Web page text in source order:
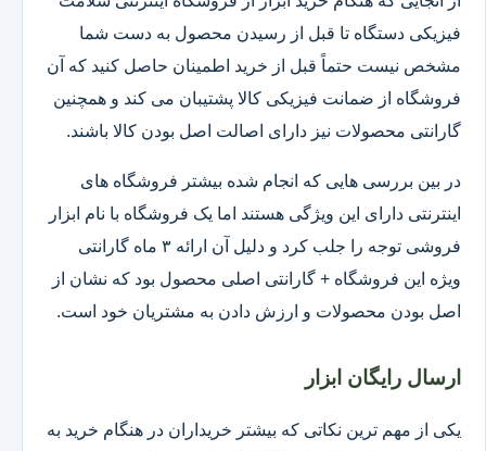
فیزیکی دستگاه تا قبل از رسیدن محصول به دست شما
مشخص نیست حتماً قبل از خرید اطمینان حاصل کنید که آن
فروشگاه از ضمانت فیزیکی کالا پشتیبان می کند و همچنین
گارانتی محصولات نیز دارای اصالت اصل بودن کالا باشند.
در بین بررسی هایی که انجام شده بیشتر فروشگاه های
اینترنتی دارای این ویژگی هستند اما یک فروشگاه با نام ابزار
فروشی توجه را جلب کرد و دلیل آن ارائه ۳ ماه گارانتی
ویژه این فروشگاه + گارانتی اصلی محصول بود که نشان از
اصل بودن محصولات و ارزش دادن به مشتریان خود است.
ارسال رایگان ابزار
یکی از مهم ترین نکاتی که بیشتر خریداران در هنگام خرید به